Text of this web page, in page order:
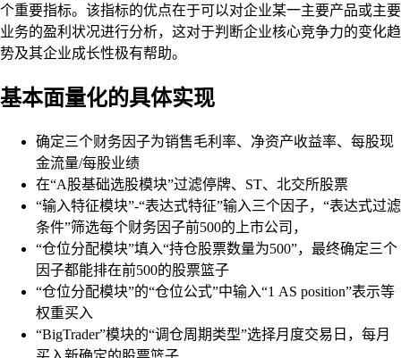
个重要指标。该指标的优点在于可以对企业某一主要产品或主要
业务的盈利状况进行分析，这对于判断企业核心竞争力的变化趋
势及其企业成长性极有帮助。
基本面量化的具体实现
确定三个财务因子为销售毛利率、净资产收益率、每股现
金流量/每股业绩
在“A股基础选股模块”过滤停牌、ST、北交所股票
“输入特征模块”-“表达式特征”输入三个因子，“表达式过滤
条件”筛选每个财务因子前500的上市公司，
“仓位分配模块”填入“持仓股票数量为500”，最终确定三个
因子都能排在前500的股票篮子
“仓位分配模块”的“仓位公式”中输入“1 AS position”表示等
权重买入
“BigTrader”模块的“调仓周期类型”选择月度交易日，每月